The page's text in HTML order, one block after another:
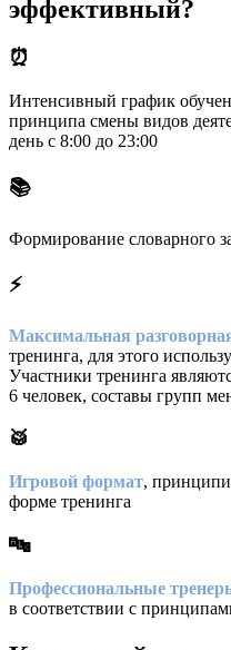
эффективный?
⏰
Интенсивный график
принципа смены видов
день с 8:00 до 23:00
📚
Формирование словарного
⚡️
Максимальная
тренинга, для этого
Участники тренинга
6 человек, составы групп
🥁
Игровой формат,
форме тренинга
🔤
Профессиональные
в соответствии с